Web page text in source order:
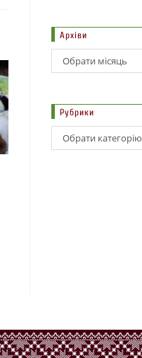
Архіви
Обрати місяць
Рубрики
Обрати категорію